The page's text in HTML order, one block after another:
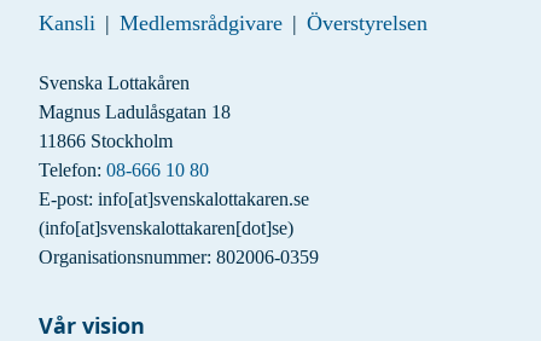
Vår vision
Kansli | Medlemsrådgivare | Överstyrelsen
Svenska Lottakåren
Magnus Ladulåsgatan 18
11866 Stockholm
Telefon: 08-666 10 80
E-post: info[at]svenskalottakaren.se
(info[at]svenskalottakaren[dot]se)
Organisationsnummer: 802006-0359